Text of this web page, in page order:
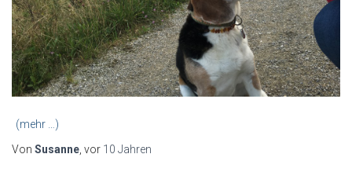
(mehr …)
Von Susanne, vor 10 Jahren